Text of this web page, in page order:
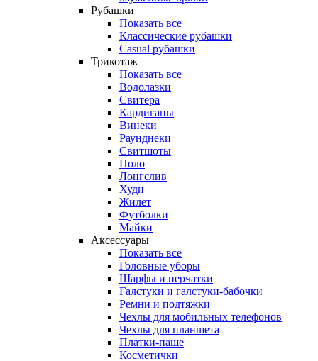
Рубашки
Показать все
Классические рубашки
Casual рубашки
Трикотаж
Показать все
Водолазки
Свитера
Кардиганы
Винеки
Раунднеки
Свитшоты
Поло
Лонгслив
Худи
Жилет
Футболки
Майки
Аксессуары
Показать все
Головные уборы
Шарфы и перчатки
Галстуки и галстуки-бабочки
Ремни и подтяжки
Чехлы для мобильных телефонов
Чехлы для планшета
Платки-паше
Косметички